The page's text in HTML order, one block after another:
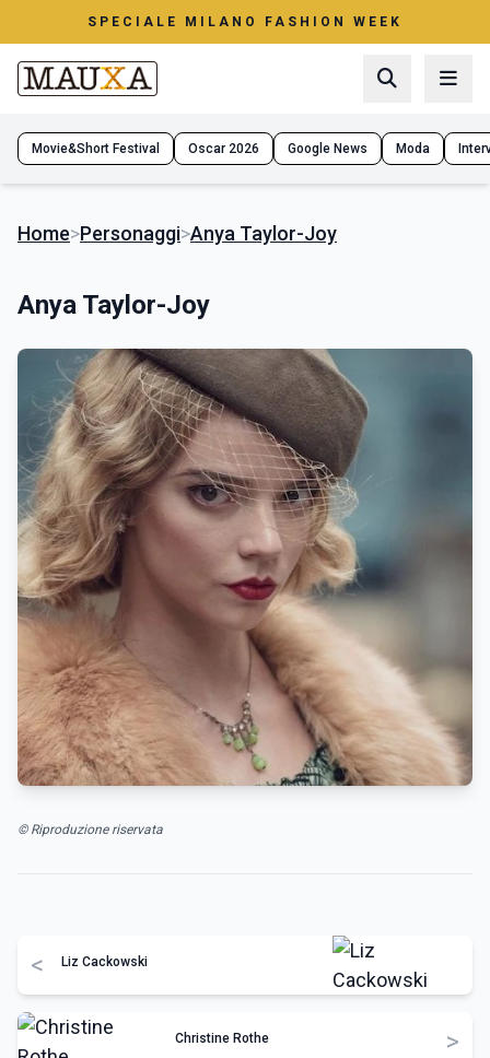
SPECIALE MILANO FASHION WEEK
Movie&Short Festival Oscar 2026 Google News Moda
Home>Personaggi>Anya Taylor-Joy
Anya Taylor-Joy
© Riproduzione riservata
< Liz Cackowski
Christine Rothe >